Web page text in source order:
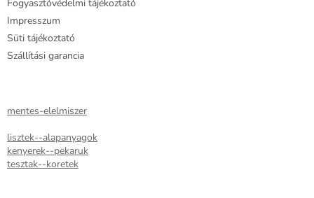
Fogyasztóvédelmi tájékoztató
Impresszum
Süti tájékoztató
Szállítási garancia
mentes-elelmiszer
lisztek--alapanyagok
kenyerek--pekaruk
tesztak--koretek